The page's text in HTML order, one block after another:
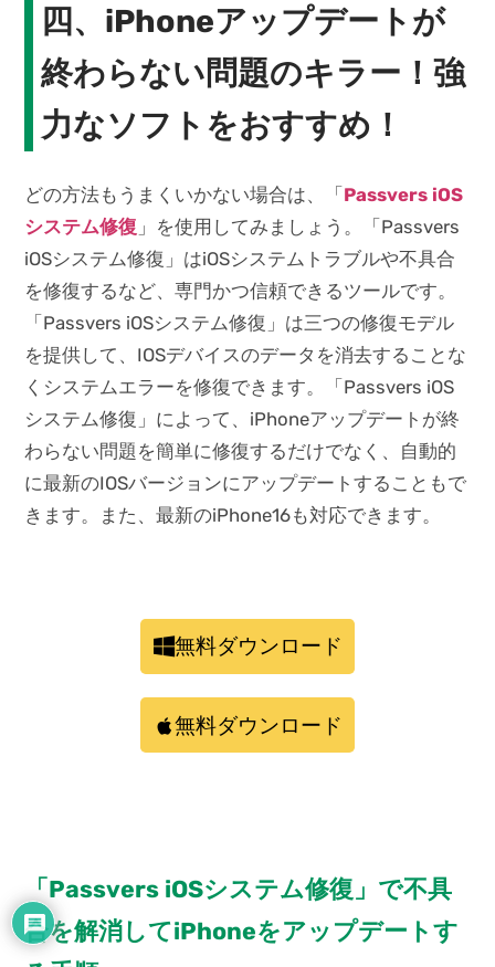
四、iPhoneアップデートが
終わらない問題のキラー！強
力なソフトをおすすめ！
どの方法もうまくいかない場合は、「Passvers iOS
システム修復 」を使用してみましょう。「Passvers
iOSシステム修復」はiOSシステムトラブルや不具合
を修復するなど、専門かつ信頼できるツールです。
「Passvers iOSシステム修復」は三つの修復モデル
を提供して、IOSデバイスのデータを消去することな
くシステムエラーを修復できます。「Passvers iOS
システム修復」によって、iPhoneアップデートが終
わらない問題を簡単に修復するだけでなく、自動的
に最新のIOSバージョンにアップデートすることもで
きます。また、最新のiPhone16も対応できます。
無料ダウンロード
無料ダウンロード
「Passvers iOSシステム修復」で不具
合を解消してiPhoneをアップデートす